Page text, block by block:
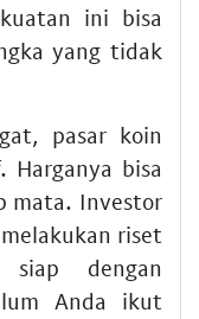
ini bisa
yang tidak
pasar koin
bisa
mata. Investor
riset
siap dengan
Anda ikut